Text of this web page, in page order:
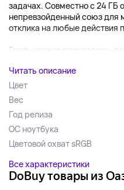
задачах. Совместно с 24 ГБ
непревзойденный союз для
отклика на любые действия
Графические процессоры
Читать описание
Цвет
Вес
Год релиза
ОС ноутбука
Цветовой охват sRGB
Все характеристики